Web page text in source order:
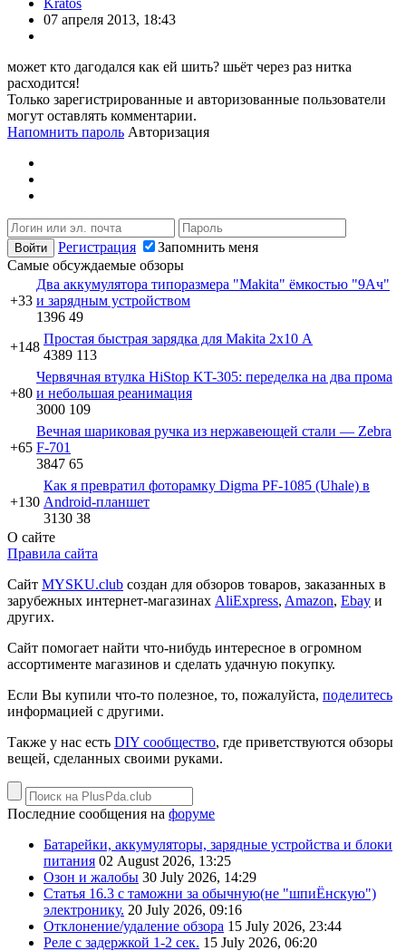
07 апреля 2013, 18:43
может кто дагодался как ей шить? шьёт через раз нитка
расходится!
Только зарегистрированные и авторизованные пользователи
могут оставлять комментарии.
Напомнить пароль Авторизация
Регистрация
Запомнить меня
Самые обсуждаемые обзоры
+33
Два аккумулятора типоразмера "Makita" ёмкостью "9Ач"
и зарядным устройством
1396 49
+148
Простая быстрая зарядка для Makita 2х10 А
4389 113
+80
Червячная втулка HiStop KT-305: переделка на два прома
и небольшая реанимация
3000 109
+65
Вечная шариковая ручка из нержавеющей стали — Zebra
F-701
3847 65
+130
Как я превратил фоторамку Digma PF-1085 (Uhale) в
Android-планшет
3130 38
О сайте
Правила сайта
Сайт MYSKU.club cоздан для обзоров товаров, заказанных в
зарубежных интернет-магазинах AliExpress, Amazon, Ebay и
других.
Сайт помогает найти что-нибудь интересное в огромном
ассортименте магазинов и сделать удачную покупку.
Если Вы купили что-то полезное, то, пожалуйста, поделитесь
информацией с другими.
Также у нас есть DIY сообщество, где приветствуются обзоры
вещей, сделанных своими руками.
Последние сообщения на форуме
Батарейки, аккумуляторы, зарядные устройства и блоки
питания 02 August 2026, 13:25
Озон и жалобы 30 July 2026, 14:29
Статья 16.3 с таможни за обычную(не "шпиЁнскую")
электронику. 20 July 2026, 09:16
Отклонение/удаление обзора 15 July 2026, 23:44
Реле с задержкой 1-2 сек. 15 July 2026, 06:20